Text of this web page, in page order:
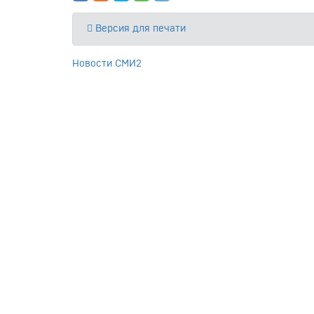
Версия для печати
Новости СМИ2